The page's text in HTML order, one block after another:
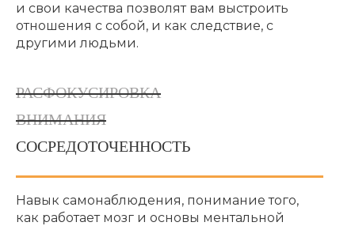
и свои качества позволят вам выстроить
отношения с собой, и как следствие, с
другими людьми.
РАСФОКУСИРОВКА
ВНИМАНИЯ
СОСРЕДОТОЧЕННОСТЬ
Навык самонаблюдения, понимание того,
как работает мозг и основы ментальной